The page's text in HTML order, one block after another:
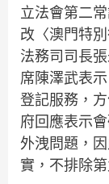
立法會第二
改〈澳門特
法務司司長
席陳澤武表
登記服務，
府回應表示
外洩問題，
實，不排除